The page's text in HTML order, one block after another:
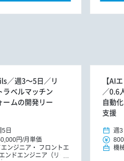
／週3～5日／リ
ラベルマッチン
ームの開発リー
5日
円/月単価
ンジニア
フロントエ
ンドエンジニア（リー
【AI
／0.6
自動
支援
週3
機